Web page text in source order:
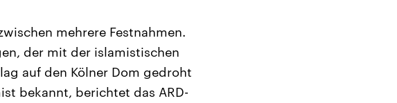
mehrere Festnahmen.
der mit der islamistischen
auf den Kölner Dom gedroht
bekannt, berichtet das ARD-